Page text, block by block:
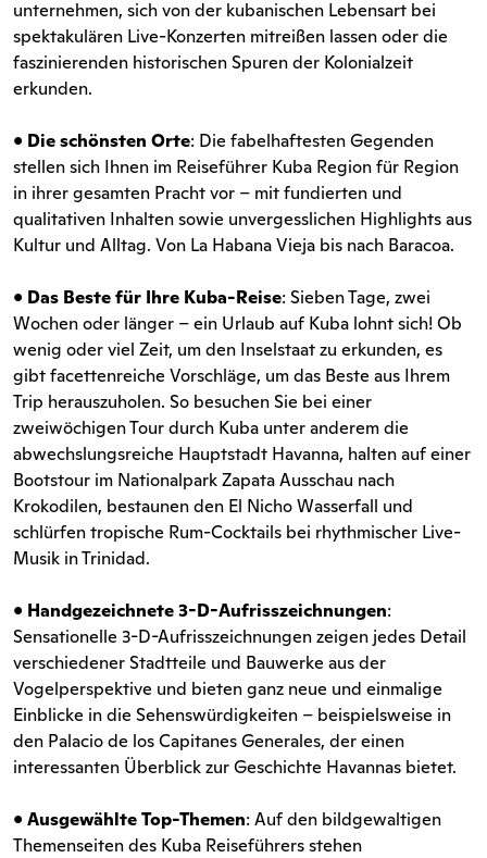
unternehmen, sich von der kubanischen Lebensart bei
spektakulären Live-Konzerten mitreißen lassen oder die
faszinierenden historischen Spuren der Kolonialzeit
erkunden.
• Die schönsten Orte: Die fabelhaftesten Gegenden
stellen sich Ihnen im Reiseführer Kuba Region für Region
in ihrer gesamten Pracht vor – mit fundierten und
qualitativen Inhalten sowie unvergesslichen Highlights aus
Kultur und Alltag. Von La Habana Vieja bis nach Baracoa.
• Das Beste für Ihre Kuba-Reise: Sieben Tage, zwei
Wochen oder länger – ein Urlaub auf Kuba lohnt sich! Ob
wenig oder viel Zeit, um den Inselstaat zu erkunden, es
gibt facettenreiche Vorschläge, um das Beste aus Ihrem
Trip herauszuholen. So besuchen Sie bei einer
zweiwöchigen Tour durch Kuba unter anderem die
abwechslungsreiche Hauptstadt Havanna, halten auf einer
Bootstour im Nationalpark Zapata Ausschau nach
Krokodilen, bestaunen den El Nicho Wasserfall und
schlürfen tropische Rum-Cocktails bei rhythmischer Live-
Musik in Trinidad.
• Handgezeichnete 3-D-Aufrisszeichnungen:
Sensationelle 3-D-Aufrisszeichnungen zeigen jedes Detail
verschiedener Stadtteile und Bauwerke aus der
Vogelperspektive und bieten ganz neue und einmalige
Einblicke in die Sehenswürdigkeiten – beispielsweise in
den Palacio de los Capitanes Generales, der einen
interessanten Überblick zur Geschichte Havannas bietet.
•Ausgewählte Top-Themen: Auf den bildgewaltigen
Themenseiten des Kuba Reiseführers stehen